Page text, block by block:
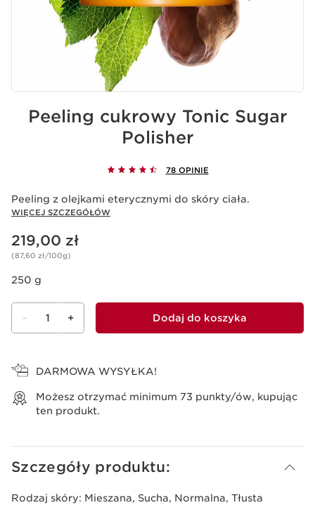
Peeling cukrowy Tonic Sugar
Polisher
78 OPINIE
Peeling z olejkami eterycznymi do skóry ciała.
WIĘCEJ SZCZEGÓŁÓW
Aktualna cena 219,00 zł
219,00 zł
(87,60 zł/100g)
250 g
- 1 + Dodaj do koszyka
DARMOWA WYSYŁKA!
Możesz otrzymać minimum 73 punkty/ów, kupując
ten produkt.
Szczegóły produktu:
Rodzaj skóry: Mieszana, Sucha, Normalna, Tłusta